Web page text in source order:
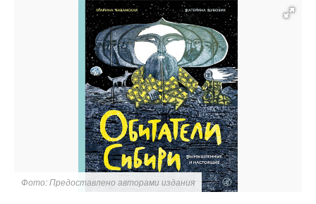
Фото: Предоставлено авторами издания